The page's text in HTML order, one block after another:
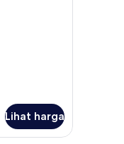
Lihat harga